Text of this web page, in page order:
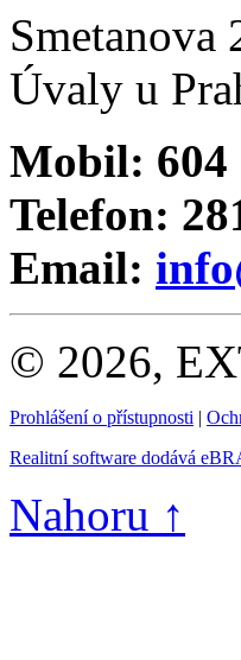
Smetanova
Úvaly u
Mobil: 604
Telefon:
Email:
© 2026,
Prohlášení o přístupnosti |
Realitní software dodává
Nahoru ↑